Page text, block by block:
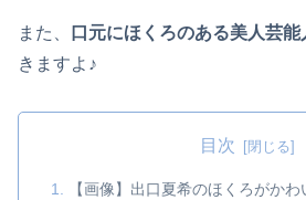
また、 口元にほくろのある美人芸能
きますよ♪
目次
【画像】出口夏希のほくろがかわ